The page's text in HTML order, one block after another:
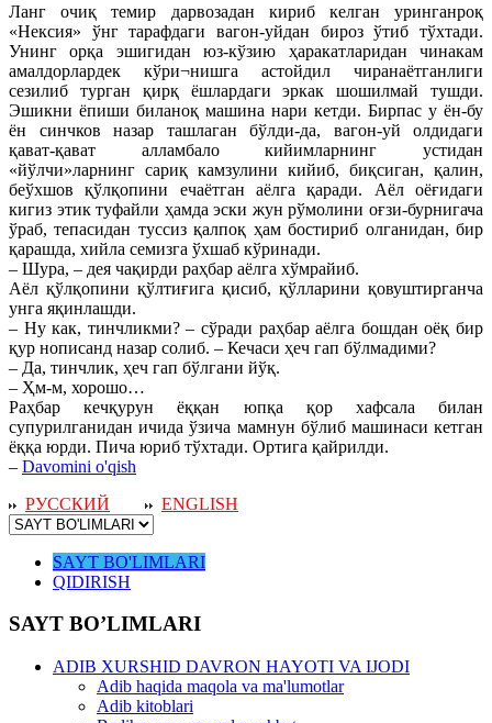
Ланг очиқ темир дарвозадан кириб келган уринганроқ
«Нексия» ўнг тарафдаги вагон-уйдан бироз ўтиб тўхтади.
Унинг орқа эшигидан юз-кўзию ҳаракатларидан чинакам
амалдорлардек кўри¬нишга астойдил чиранаётганлиги
сезилиб турган қирқ ёшлардаги эркак шошилмай тушди.
Эшикни ёпиши биланоқ машина нари кетди. Бирпас у ён-бу
ён синчков назар ташлаган бўлди-да, вагон-уй олдидаги
қават-қават алламбало кийимларнинг устидан
«йўлчи»ларнинг сариқ камзулини кийиб, биқсиган, қалин,
беўхшов қўлқопини ечаётган аёлга қаради. Аёл оёғидаги
кигиз этик туфайли ҳамда эски жун рўмолини оғзи-бурнигача
ўраб, тепасидан туссиз қалпоқ ҳам бостириб олганидан, бир
қарашда, хийла семизга ўхшаб кўринади.
– Шура, – дея чақирди раҳбар аёлга хўмрайиб.
Аёл қўлқопини қўлтиғига қисиб, қўлларини қовуштирганча
унга яқинлашди.
– Ну как, тинчликми? – сўради раҳбар аёлга бошдан оёқ бир
қур нописанд назар солиб. – Кечаси ҳеч гап бўлмадими?
– Да, тинчлик, ҳеч гап бўлгани йўқ.
– Ҳм-м, хорошо…
Раҳбар кечқурун ёққан юпқа қор хафсала билан
супурилганидан ичида ўзича мамнун бўлиб машинаси кетган
ёққа юрди. Пича юриб тўхтади. Ортига қайрилди.
– Davomini o'qish
РУССКИЙ
ENGLISH
SAYT BO'LIMLARI
QIDIRISH
SAYT BO’LIMLARI
ADIB XURSHID DAVRON HAYOTI VA IJODI
Adib haqida maqola va ma'lumotlar
Adib kitoblari